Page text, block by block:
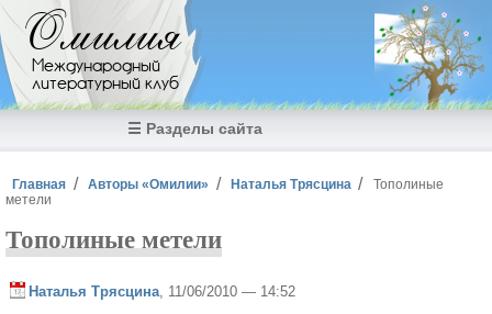
Перейти к основному содержанию
Омилия
Международный
литературный клуб
☰ Разделы сайта
Вы здесь
Главная Авторы «Омилии» Наталья Трясцина
Тополиные
метели
Тополиные метели
Наталья Трясцина , 11/06/2010 — 14:52